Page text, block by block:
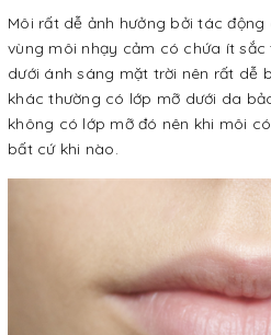
Môi rất dễ ảnh hưởng bởi tác
vùng môi nhạy cảm có chứa ít
dưới ánh sáng mặt trời nên rất dễ
khác thường có lớp mỡ dưới da
không có lớp mỡ đó nên khi môi
bất cứ khi nào.